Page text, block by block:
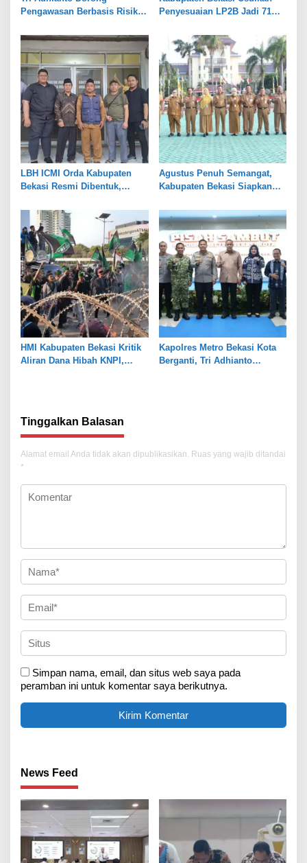
Pengawasan Berbasis Risiko,
Kelola
Penyesuaian LP2B Jadi 71
Industri dan Pertanian
LBH ICMI Orda Kabupaten
Bekasi Resmi Dibentuk,
Pendampingan Hukum
Agustus Penuh Semangat,
Kabupaten Bekasi Siapkan
Hari Besar
HMI Kabupaten Bekasi Kritik
Aliran Dana Hibah KNPI,
Kapolres Metro Bekasi Kota
Berganti, Tri Adhianto
Tinggalkan Balasan
Alamat email Anda tidak akan dipublikasikan. Ruas yang wajib ditandai
*
Simpan nama, email, dan situs web saya pada
peramban ini untuk komentar saya berikutnya.
News Feed